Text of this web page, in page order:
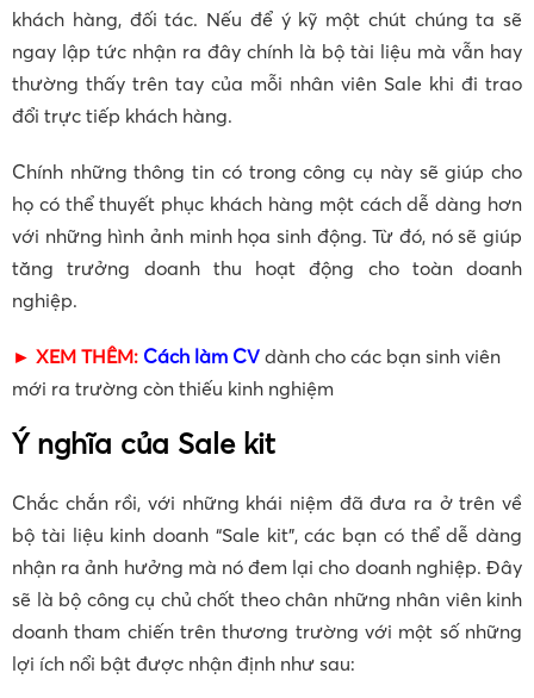
khách hàng, đối tác. Nếu để ý kỹ một chút chúng ta sẽ
ngay lập tức nhận ra đây chính là bộ tài liệu mà vẫn hay
thường thấy trên tay của mỗi nhân viên Sale khi đi trao
đổi trực tiếp khách hàng.
Chính những thông tin có trong công cụ này sẽ giúp cho
họ có thể thuyết phục khách hàng một cách dễ dàng hơn
với những hình ảnh minh họa sinh động. Từ đó, nó sẽ giúp
tăng trưởng doanh thu hoạt động cho toàn doanh
nghiệp.
► XEM THÊM: Cách làm CV dành cho các bạn sinh viên
mới ra trường còn thiếu kinh nghiệm
Ý nghĩa của Sale kit
Chắc chắn rồi, với những khái niệm đã đưa ra ở trên về
bộ tài liệu kinh doanh “Sale kit”, các bạn có thể dễ dàng
nhận ra ảnh hưởng mà nó đem lại cho doanh nghiệp. Đây
sẽ là bộ công cụ chủ chốt theo chân những nhân viên kinh
doanh tham chiến trên thương trường với một số những
lợi ích nổi bật được nhận định như sau: